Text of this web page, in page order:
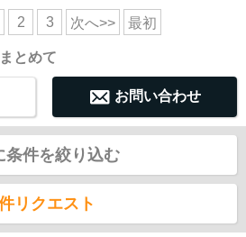
2 3 次へ>> 最初
とめて
お問い合わせ
条件を絞り込む
リクエスト